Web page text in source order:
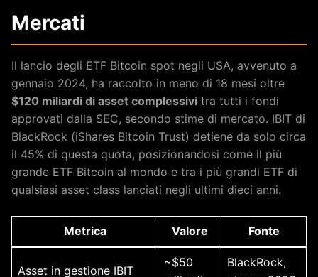
Mercati
Il lancio degli ETF Bitcoin spot negli USA, avvenuto a
gennaio 2024, ha raccolto in meno di 18 mesi oltre
$120 miliardi di asset complessivi tra tutti i fondi
approvati dalla SEC, secondo stime di mercato. IBIT di
BlackRock (iShares Bitcoin Trust) detiene da solo circa
il 45% di questa quota, posizionandosi come il più
grande ETF Bitcoin al mondo e tra i più grandi ETF di
qualsiasi asset class lanciati negli ultimi dieci anni.
Metrica Valore Fonte
Asset in gestione IBIT
~$50
BlackRock,